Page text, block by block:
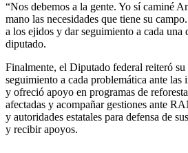
“Nos debemos a la gente. Yo sí caminé
mano las necesidades que tiene su
a los ejidos y dar seguimiento a cada una
diputado.
Finalmente, el Diputado federal reiteró
seguimiento a cada problemática ante las
y ofreció apoyo en programas de
afectadas y acompañar gestiones ante
y autoridades estatales para defensa de
y recibir apoyos.